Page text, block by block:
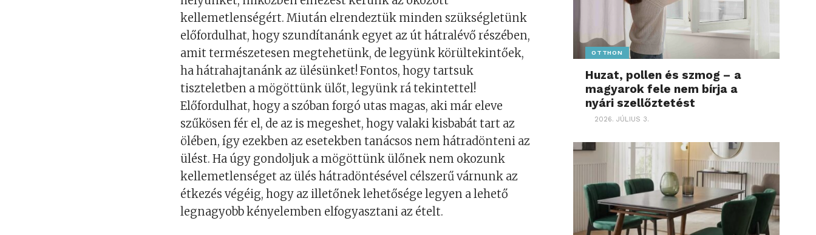
kellemetlenségért. Miután elrendeztük minden szükségletünk
előfordulhat, hogy szundítanánk egyet az út hátralévő részében,
amit természetesen megtehetünk, de legyünk körültekintőek,
ha hátrahajtanánk az ülésünket! Fontos, hogy tartsuk
tiszteletben a mögöttünk ülőt, legyünk rá tekintettel!
Előfordulhat, hogy a szóban forgó utas magas, aki már eleve
szűkösen fér el, de az is megeshet, hogy valaki kisbabát tart az
ölében, így ezekben az esetekben tanácsos nem hátradönteni az
ülést. Ha úgy gondoljuk a mögöttünk ülőnek nem okozunk
kellemetlenséget az ülés hátradöntésével célszerű várnunk az
étkezés végéig, hogy az illetőnek lehetősége legyen a lehető
legnagyobb kényelemben elfogyasztani az ételt.
OTTHON
Huzat, pollen és szmog – a
magyarok fele nem bírja a
nyári szellőztetést
2026. JÚLIUS 3.